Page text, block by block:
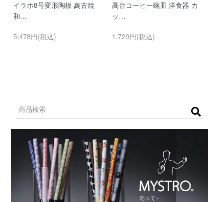
イラホ8号変形陶板 萬古焼
和…
5,478円(税込)
高台コーヒー碗皿 洋食器 カ
ッ…
1,729円(税込)